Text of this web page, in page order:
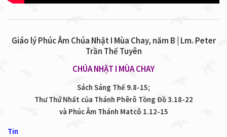
Giáo lý Phúc Âm Chúa Nhật I Mùa Chay, năm B | Lm. Peter
Trần Thế Tuyên
CHÚA NHẬT I MÙA CHAY
Sách Sáng Thế 9.8-15;
Thư Thứ Nhất của Thánh Phêrô Tồng Đồ 3.18-22
và Phúc Âm Thánh Matcô 1.12-15
Tin